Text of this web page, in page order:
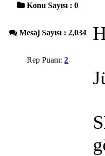
Konu Sayısı : 0
Mesaj Sayısı : 2,034
Rep Puanı:2